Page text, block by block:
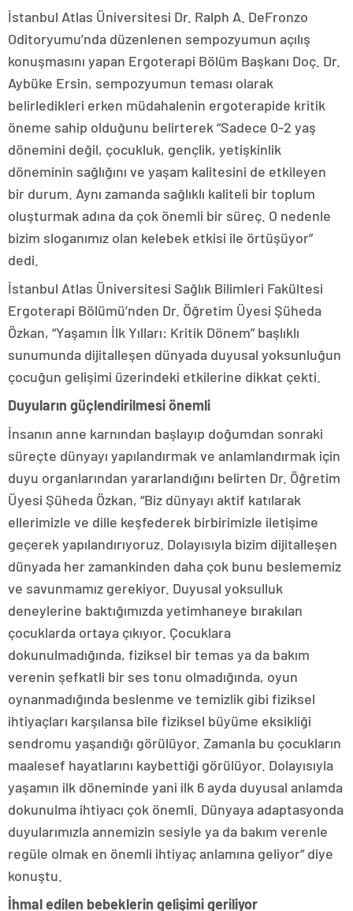
İstanbul Atlas Üniversitesi Dr. Ralph A. DeFronzo
Oditoryumu’nda düzenlenen sempozyumun açılış
konuşmasını yapan Ergoterapi Bölüm Başkanı Doç. Dr.
Aybüke Ersin, sempozyumun teması olarak
belirledikleri erken müdahalenin ergoterapide kritik
öneme sahip olduğunu belirterek “Sadece 0-2 yaş
dönemini değil, çocukluk, gençlik, yetişkinlik
döneminin sağlığını ve yaşam kalitesini de etkileyen
bir durum. Aynı zamanda sağlıklı kaliteli bir toplum
oluşturmak adına da çok önemli bir süreç. O nedenle
bizim sloganımız olan kelebek etkisi ile örtüşüyor”
dedi.
İstanbul Atlas Üniversitesi Sağlık Bilimleri Fakültesi
Ergoterapi Bölümü’nden Dr. Öğretim Üyesi Şüheda
Özkan, “Yaşamın İlk Yılları: Kritik Dönem” başlıklı
sunumunda dijitalleşen dünyada duyusal yoksunluğun
çocuğun gelişimi üzerindeki etkilerine dikkat çekti.
Duyuların güçlendirilmesi önemli
İnsanın anne karnından başlayıp doğumdan sonraki
süreçte dünyayı yapılandırmak ve anlamlandırmak için
duyu organlarından yararlandığını belirten Dr. Öğretim
Üyesi Şüheda Özkan, “Biz dünyayı aktif katılarak
ellerimizle ve dille keşfederek birbirimizle iletişime
geçerek yapılandırıyoruz. Dolayısıyla bizim dijitalleşen
dünyada her zamankinden daha çok bunu beslememiz
ve savunmamız gerekiyor. Duyusal yoksulluk
deneylerine baktığımızda yetimhaneye bırakılan
çocuklarda ortaya çıkıyor. Çocuklara
dokunulmadığında, fiziksel bir temas ya da bakım
verenin şefkatli bir ses tonu olmadığında, oyun
oynanmadığında beslenme ve temizlik gibi fiziksel
ihtiyaçları karşılansa bile fiziksel büyüme eksikliği
sendromu yaşandığı görülüyor. Zamanla bu çocukların
maalesef hayatlarını kaybettiği görülüyor. Dolayısıyla
yaşamın ilk döneminde yani ilk 6 ayda duyusal anlamda
dokunulma ihtiyacı çok önemli. Dünyaya adaptasyonda
duyularımızla annemizin sesiyle ya da bakım verenle
regüle olmak en önemli ihtiyaç anlamına geliyor“ diye
konuştu.
İhmal edilen bebeklerin gelişimi geriliyor